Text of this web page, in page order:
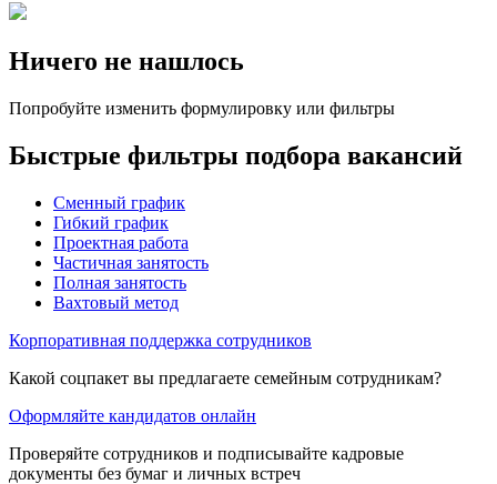
Ничего не нашлось
Попробуйте изменить формулировку или фильтры
Быстрые фильтры подбора вакансий
Сменный график
Гибкий график
Проектная работа
Частичная занятость
Полная занятость
Вахтовый метод
Корпоративная поддержка сотрудников
Какой соцпакет вы предлагаете семейным сотрудникам?
Оформляйте кандидатов онлайн
Проверяйте сотрудников и подписывайте кадровые
документы без бумаг и личных встреч